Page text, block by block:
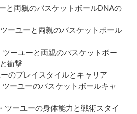
と両親のバスケットボールDNAの
ーユーと両親のバスケットボール
ツーユーと両親のバスケットボー
衝撃
のプレイスタイルとキャリア
ーユーのバスケットボールキャ
ツーユーの身体能力と戦術スタイ